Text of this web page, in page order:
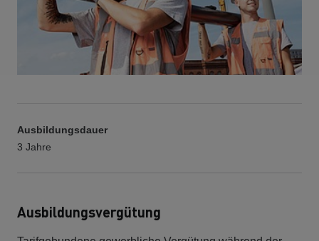
Ausbildungsdauer
3 Jahre
Ausbildungsvergütung